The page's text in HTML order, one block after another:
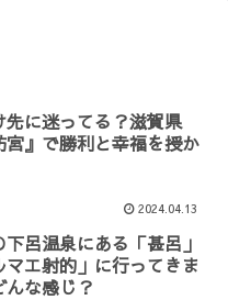
先に迷ってる？滋賀県
宮』で勝利と幸福を授か
2024.04.13
呂温泉にある「甚呂」
マエ射的」に行ってきま
んな感じ？